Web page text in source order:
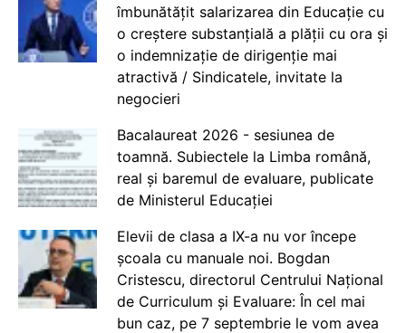
îmbunătățit salarizarea din Educație cu
o creștere substanțială a plății cu ora și
o indemnizație de dirigenție mai
atractivă / Sindicatele, invitate la
negocieri
Bacalaureat 2026 - sesiunea de
toamnă. Subiectele la Limba română,
real și baremul de evaluare, publicate
de Ministerul Educației
Elevii de clasa a IX-a nu vor începe
școala cu manuale noi. Bogdan
Cristescu, directorul Centrului Național
de Curriculum și Evaluare: În cel mai
bun caz, pe 7 septembrie le vom avea